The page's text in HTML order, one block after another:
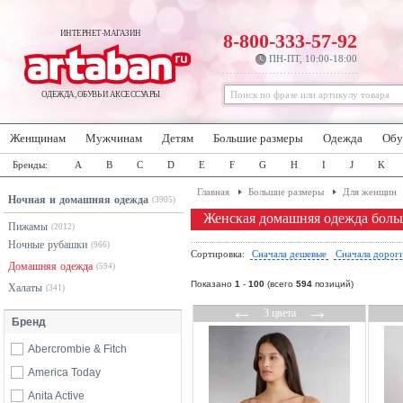
ИНТЕРНЕТ-МАГАЗИН
ОДЕЖДА, ОБУВЬ И АКСЕССУАРЫ
8-800-333-57-92
ПН-ПТ, 10:00-18:00
Женщинам Мужчинам Детям Большие размеры Одежда
Бренды: A B C D E F G H I J K
Ночная и домашняя одежда (3905)
Пижамы (2012)
Ночные рубашки (966)
Домашняя одежда (594)
Халаты (341)
Бренд
Abercrombie & Fitch
America Today
Anita Active
Главная Большие размеры Для женщин
Женская домашняя одежда
Сортировка: Сначала дешевые Сначала
Показано 1 - 100 (всего 594 позиций)
←3 цвета→